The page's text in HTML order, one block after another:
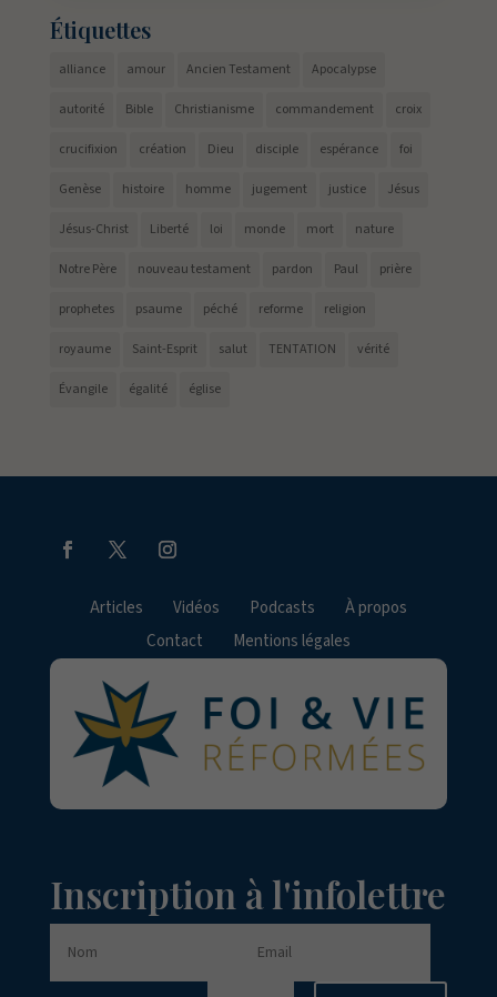
Étiquettes
alliance amour Ancien Testament Apocalypse
autorité Bible Christianisme commandement croix
crucifixion création Dieu disciple espérance foi
Genèse histoire homme jugement justice Jésus
Jésus-Christ Liberté loi monde mort nature
Notre Père nouveau testament pardon Paul prière
prophetes psaume péché reforme religion
royaume Saint-Esprit salut TENTATION vérité
Évangile égalité église
Articles Vidéos Podcasts
À propos
Contact
Mentions légales
Inscription à l'infolettre